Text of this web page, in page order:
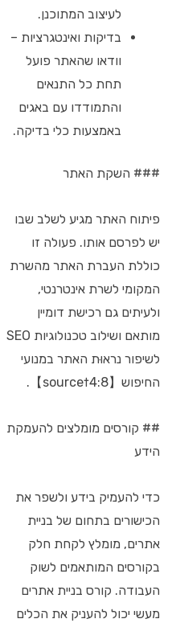
לעיצוב המתוכנן.
בדיקות ואינטגרציות –
וודאו שהאתר פועל
תחת כל התנאים
והתמודדו עם באגים
באמצעות כלי בדיקה.
### השקת האתר
פיתוח האתר מגיע לשלב שבו
יש לפרסם אותו. פעולה זו
כוללת העברת האתר מהשרת
המקומי לשרת אינטרנטי,
ולעיתים גם רכישת דומיין
מותאם ושילוב טכנולוגיות SEO
לשיפור נראוּת האתר במנועי
החיפוש【4:8†source】.
## קורסים מומלצים להעמקת
הידע
כדי להעמיק בידע ולשפר את
הכישורים בתחום של בניית
אתרים, מומלץ לקחת חלק
בקורסים המותאמים לשוק
העבודה. קורס בניית אתרים
מעשי יכול להעניק את הכלים